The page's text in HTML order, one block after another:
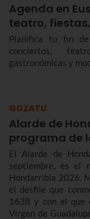
Agenda en
teatro,
Planifica tu fin
conciertos,
gastronómicas y
GOZATU
Alarde de
programa de
El Alarde de
septiembre, es el
Hondarribia 2026.
el desfile que
1638 y con el que
Virgen de